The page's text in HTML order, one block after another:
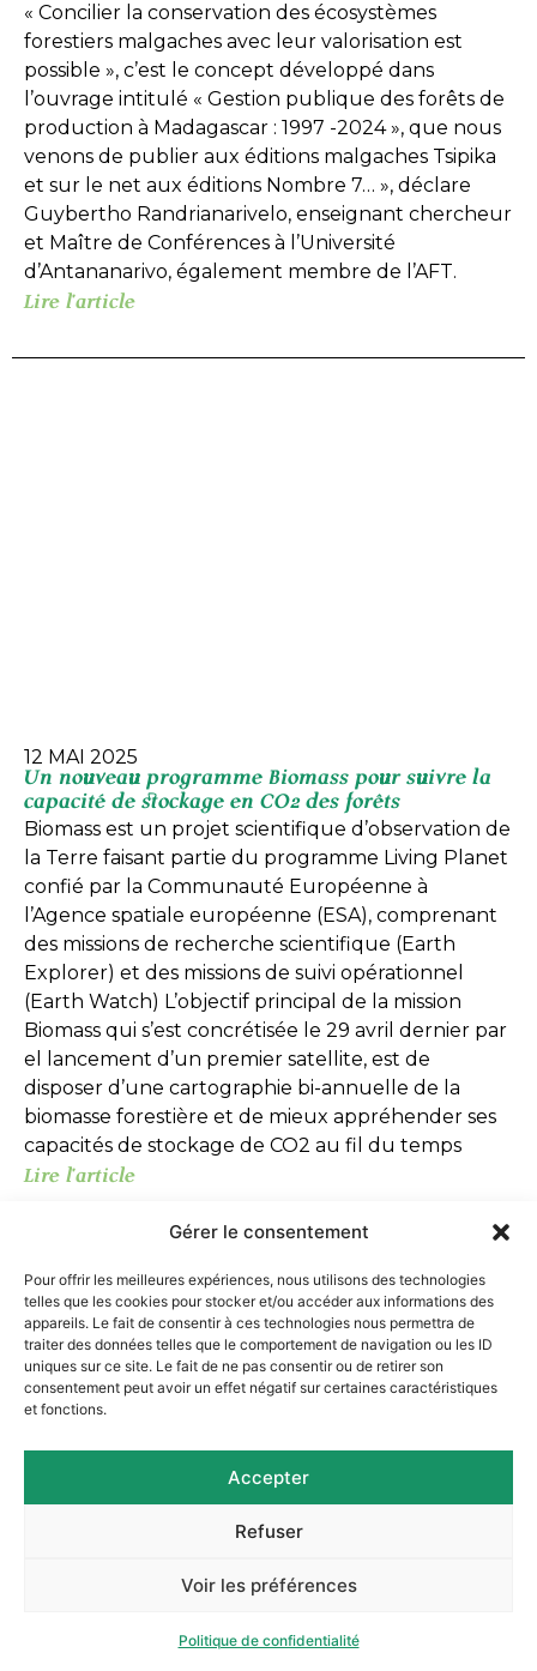
Gérer le consentement
Pour offrir les meilleures expériences, nous utilisons des technologies
telles que les cookies pour stocker et/ou accéder aux informations des
appareils. Le fait de consentir à ces technologies nous permettra de
traiter des données telles que le comportement de navigation ou les ID
uniques sur ce site. Le fait de ne pas consentir ou de retirer son
consentement peut avoir un effet négatif sur certaines caractéristiques
et fonctions.
Accepter
Refuser
Voir les préférences
Politique de confidentialité
« Concilier la conservation des écosystèmes
forestiers malgaches avec leur valorisation est
possible », c’est le concept développé dans
l’ouvrage intitulé « Gestion publique des forêts de
production à Madagascar : 1997 -2024 », que nous
venons de publier aux éditions malgaches Tsipika
et sur le net aux éditions Nombre 7… », déclare
Guybertho Randrianarivelo, enseignant chercheur
et Maître de Conférences à l’Université
d’Antananarivo, également membre de l’AFT.
Lire l'article
12 MAI 2025
Un nouveau programme Biomass pour suivre la
capacité de stockage en CO2 des forêts
Biomass est un projet scientifique d’observation de
la Terre faisant partie du programme Living Planet
confié par la Communauté Européenne à
l’Agence spatiale européenne (ESA), comprenant
des missions de recherche scientifique (Earth
Explorer) et des missions de suivi opérationnel
(Earth Watch) L’objectif principal de la mission
Biomass qui s’est concrétisée le 29 avril dernier par
el lancement d’un premier satellite, est de
disposer d’une cartographie bi-annuelle de la
biomasse forestière et de mieux appréhender ses
capacités de stockage de CO2 au fil du temps
Lire l'article
Disparition de notre ami et collègue Aboubacar